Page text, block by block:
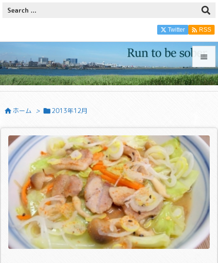



前へ

次へ

Twitter  RSS
 ホーム > 2013年12月